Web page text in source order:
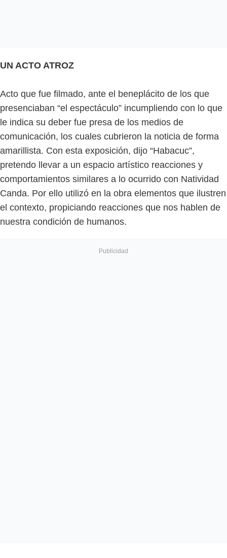
UN ACTO ATROZ
Acto que fue filmado, ante el beneplácito de los que
presenciaban “el espectáculo” incumpliendo con lo que
le indica su deber fue presa de los medios de
comunicación, los cuales cubrieron la noticia de forma
amarillista. Con esta exposición, dijo “Habacuc”,
pretendo llevar a un espacio artístico reacciones y
comportamientos similares a lo ocurrido con Natividad
Canda. Por ello utilizó en la obra elementos que ilustren
el contexto, propiciando reacciones que nos hablen de
nuestra condición de humanos.